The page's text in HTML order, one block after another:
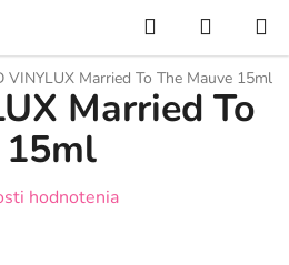
Hľadať
KOŠÍK
VINYLUX Married To The Mauve 15ml
Married To
hodnotenia